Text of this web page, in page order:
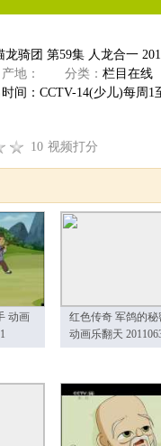
骑团 第59集 人龙合一
： 分类： 栏目在线
间：CCTV-14(少儿)每周1
10 视频打分
动画
红色传奇 军鸽的秘
动画乐翻天